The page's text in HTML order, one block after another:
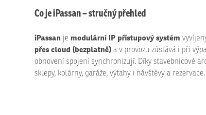
Co je iPassan – stručný přehled
iPassan je modulární IP přístupový systém
přes cloud (bezplatně) a v provozu zůstává i při
obnovení spojení synchronizují. Díky stavebnicové
sklepy, kolárny, garáže, výtahy i návštěvy a rezervace.